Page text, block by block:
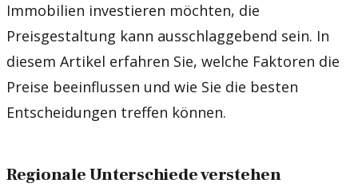
Immobilien investieren möchten, die
Preisgestaltung kann ausschlaggebend sein. In
diesem Artikel erfahren Sie, welche Faktoren die
Preise beeinflussen und wie Sie die besten
Entscheidungen treffen können.
Regionale Unterschiede verstehen